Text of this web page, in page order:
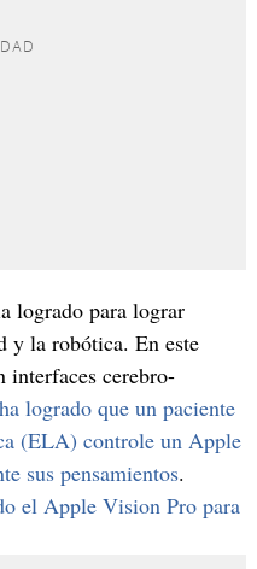
logrado para lograr
y la robótica. En este
interfaces cerebro-
logrado que un paciente
(ELA) controle un Apple
sus pensamientos.
el Apple Vision Pro para